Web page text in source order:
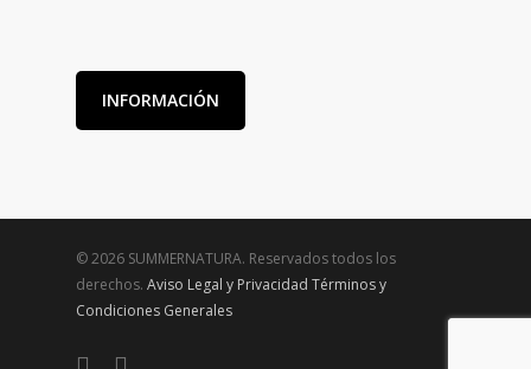
INFORMACIÓN
© 2026 SUMMERNATURA. Reservados todos los
derechos. Aviso Legal y Privacidad Términos y
Condiciones Generales
twitter facebook